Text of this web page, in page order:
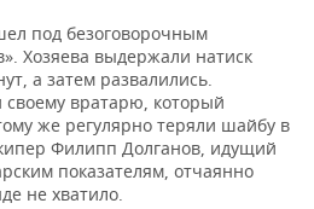
под безоговорочным
Хозяева выдержали натиск
а затем развалились.
вратарю, который
же регулярно теряли шайбу в
Филипп Долганов, идущий
показателям, отчаянно
не хватило.